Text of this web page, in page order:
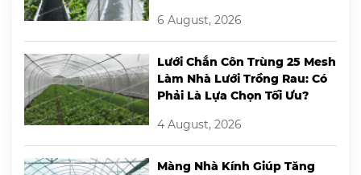
6 August, 2026
Lưới Chắn Côn Trùng 25 Mesh
Làm Nhà Lưới Trồng Rau: Có
Phải Là Lựa Chọn Tối Ưu?
4 August, 2026
Màng Nhà Kính Giúp Tăng